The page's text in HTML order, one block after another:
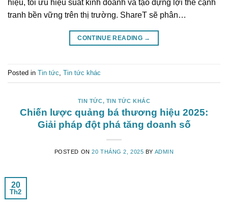
hiệu, tối ưu hiệu suất kinh doanh và tạo dựng lợi thế cạnh
tranh bền vững trên thị trường. ShareT sẽ phân…
CONTINUE READING →
Posted in Tin tức Tin tức khác
TIN TỨC, TIN TỨC KHÁC
Chiến lược quảng bá thương hiệu 2025:
Giải pháp đột phá tăng doanh số
POSTED ON20 THÁNG 2, 2025 BY ADMIN
20
Th2